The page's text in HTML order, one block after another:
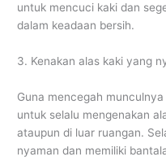
untuk mencuci kaki dan
dalam keadaan bersih.
3. Kenakan alas kaki yang
Guna mencegah
untuk selalu mengenakan
ataupun di luar ruangan.
nyaman dan memiliki